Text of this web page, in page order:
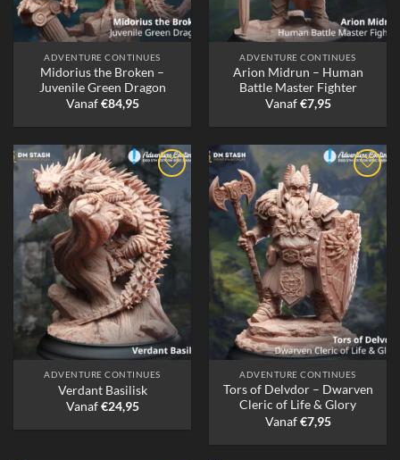
ADVENTURE CONTINUES
Midorius the Broken –
Juvenile Green Dragon
Vanaf€84,95
ADVENTURE CONTINUES
Arion Midrun – Human
Battle Master Fighter
Vanaf€7,95
ADVENTURE CONTINUES
Verdant Basilisk
Vanaf€24,95
ADVENTURE CONTINUES
Tors of Delvdor – Dwarven
Cleric of Life & Glory
Vanaf€7,95